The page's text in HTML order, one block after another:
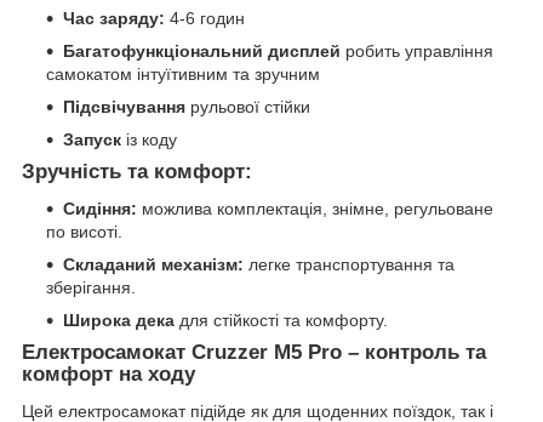
Час заряду: 4-6 годин
Багатофункціональний дисплей робить управління
самокатом інтуїтивним та зручним
Підсвічування рульової стійки
Запуск із коду
Зручність та комфорт:
Сидіння: можлива комплектація, знімне, регульоване
по висоті.
Складаний механізм: легке транспортування та
зберігання.
Широка дека для стійкості та комфорту.
Електросамокат Cruzzer M5 Pro – контроль та
комфорт на ходу
Цей електросамокат підійде як для щоденних поїздок, так і